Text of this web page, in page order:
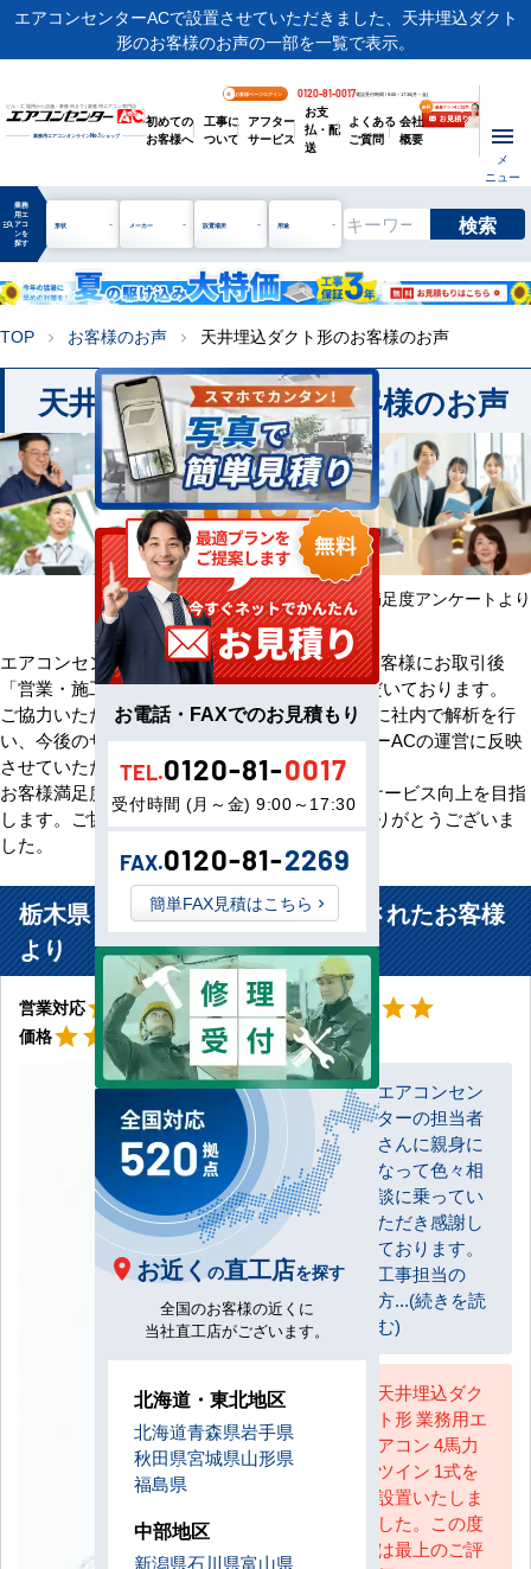
エアコンセンターACで設置させていただきました、天井埋込ダクト
形のお客様のお声の一部を一覧で表示。
ビル・工場用から店舗・事務所まで | 業務用エアコン専門店
業務用エアコンオンラインNo.1ショップ
お客様ページログイン 0120-81-0017電話受付時間 / 9:00～17:30(月～金)
初めての
お客様へ
工事に
ついて
アフター
サービス
お支
払・配
送
よくある
ご質問
会社
概要
メ
ニュー
manage_search
業務
用エ
アコ
ンを
探す
形状 メーカー 設置場所 用途 検索
TOP chevron_right お客様のお声 chevron_right 天井埋込ダクト形のお客様のお声
天井埋込ダクト形のお客様のお声
2025年08月～2026年07月 お客様満足度アンケートより
エアコンセンターACをご利用いただきましたお客様にお取引後
「営業・施工・価格」の3方面から評価をいただいております。
ご協力いただいたアンケート評価・ご意見を元に社内で解析を行
い、今後のサービス向上のためエアコンセンターACの運営に反映
させていただきます。
お客様満足度100％の評価をいただけるよう、サービス向上を目指
します。ご協力いただきましたお客様、誠にありがとうございま
した。
栃木県 大田原市 薬局店舗に設置されたお客様
より
営業対応 星5
starstar starstar star 工事対応 星5
starstarstar starstar
価格 星5
starstar starstarstar
お客様
エアコンセン
ターの担当者
さんに親身に
なって色々相
談に乗ってい
ただき感謝し
ております。
工事担当の
方...(続きを読
む)
天井埋込ダク
ト形 業務用エ
アコン 4馬力
ツイン 1式を
設置いたしま
した。この度
は最上のご評
お電話・FAXでのお見積もり
TEL.0120-81-0017
受付時間 (月～金) 9:00～17:30
FAX.0120-81-2269
簡単FAX見積はこちら
お近く の直工店を探す
全国のお客様の近くに
当社直工店がございます。
北海道・東北地区
北海道青森県岩手県
秋田県宮城県山形県
福島県
中部地区
新潟県石川県富山県